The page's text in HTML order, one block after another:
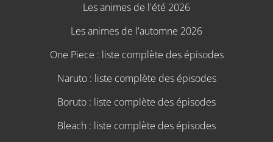
Les animes de l'été 2026
Les animes de l'automne 2026
One Piece : liste complète des épisodes
Naruto : liste complète des épisodes
Boruto : liste complète des épisodes
Bleach : liste complète des épisodes